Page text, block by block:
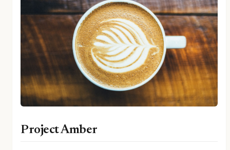
Project Amber